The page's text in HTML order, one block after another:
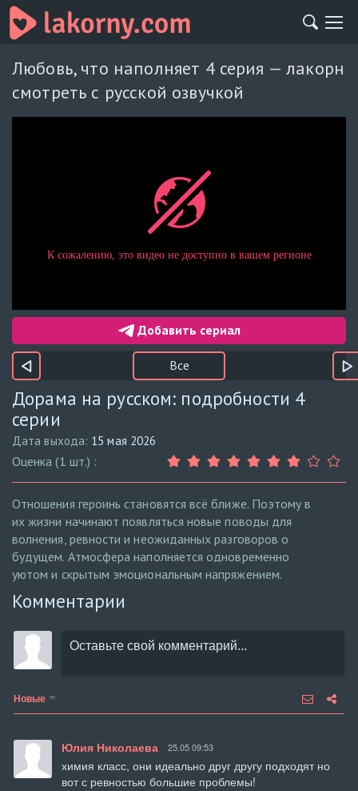
Любовь, что наполняет 4 серия — лакорн
смотреть с русской озвучкой
Добавить сериал
Все
Дорама на русском: подробности 4
серии
Дата выхода: 15 мая 2026
Оценка (1 шт.) :
Отношения героинь становятся всё ближе. Поэтому в
их жизни начинают появляться новые поводы для
волнения, ревности и неожиданных разговоров о
будущем. Атмосфера наполняется одновременно
уютом и скрытым эмоциональным напряжением.
Комментарии
Новые
Юлия Николаева 25.05 09:53
химия класс, они идеально друг другу подходят но
вот с ревностью большие проблемы!